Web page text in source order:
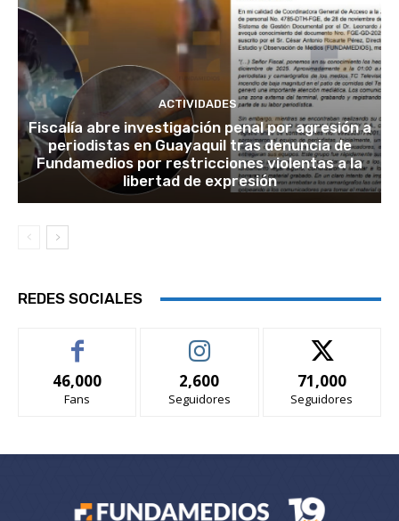
ACTIVIDADES
Fiscalía abre investigación penal por agresión a
periodistas en Guayaquil tras denuncia de
Fundamedios por restricciones violentas a la
libertad de expresión
REDES SOCIALES
46,000
Fans
2,600
Seguidores
71,000
Seguidores